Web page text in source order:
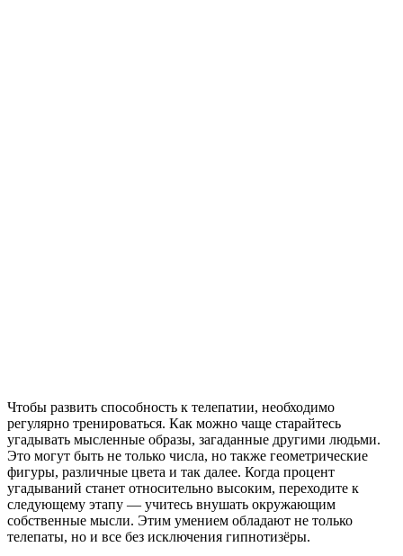
Чтобы развить способность к телепатии, необходимо
регулярно тренироваться. Как можно чаще старайтесь
угадывать мысленные образы, загаданные другими людьми.
Это могут быть не только числа, но также геометрические
фигуры, различные цвета и так далее. Когда процент
угадываний станет относительно высоким, переходите к
следующему этапу — учитесь внушать окружающим
собственные мысли. Этим умением обладают не только
телепаты, но и все без исключения гипнотизёры.